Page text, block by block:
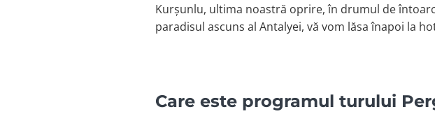
Kurșunlu, ultima noastră oprire, în drumul de
paradisul ascuns al Antalyei, vă vom lăsa înapoi la
Care este programul turului